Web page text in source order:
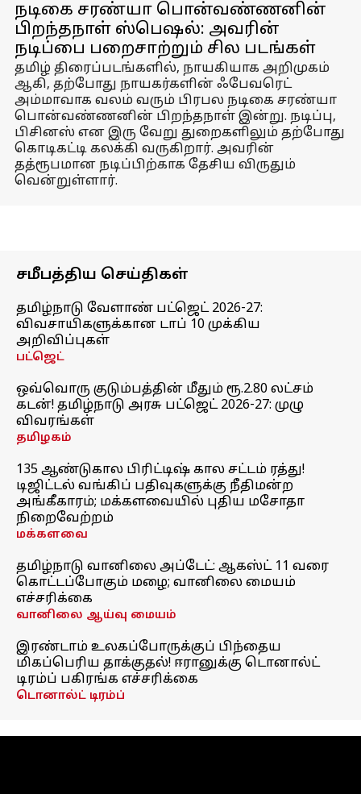
நடிகை சரண்யா பொன்வண்ணனின்
பிறந்தநாள் ஸ்பெஷல்: அவரின்
நடிப்பை பறைசாற்றும் சில படங்கள்
தமிழ் திரைப்படங்களில், நாயகியாக அறிமுகம்
ஆகி, தற்போது நாயகர்களின் ஃபேவரெட்
அம்மாவாக வலம் வரும் பிரபல நடிகை சரண்யா
பொன்வண்ணனின் பிறந்தநாள் இன்று. நடிப்பு,
பிசினஸ் என இரு வேறு துறைகளிலும் தற்போது
கொடிகட்டி கலக்கி வருகிறார். அவரின்
தத்ரூபமான நடிப்பிற்காக தேசிய விருதும்
வென்றுள்ளார்.
சமீபத்திய செய்திகள்
தமிழ்நாடு வேளாண் பட்ஜெட் 2026-27:
விவசாயிகளுக்கான டாப் 10 முக்கிய
அறிவிப்புகள்
பட்ஜெட்
ஒவ்வொரு குடும்பத்தின் மீதும் ரூ.2.80 லட்சம்
கடன்! தமிழ்நாடு அரசு பட்ஜெட் 2026-27: முழு
விவரங்கள்
தமிழகம்
135 ஆண்டுகால பிரிட்டிஷ் கால சட்டம் ரத்து!
டிஜிட்டல் வங்கிப் பதிவுகளுக்கு நீதிமன்ற
அங்கீகாரம்; மக்களவையில் புதிய மசோதா
நிறைவேற்றம்
மக்களவை
தமிழ்நாடு வானிலை அப்டேட்: ஆகஸ்ட் 11 வரை
கொட்டப்போகும் மழை; வானிலை மையம்
எச்சரிக்கை
வானிலை ஆய்வு மையம்
இரண்டாம் உலகப்போருக்குப் பிந்தைய
மிகப்பெரிய தாக்குதல்! ஈரானுக்கு டொனால்ட்
டிரம்ப் பகிரங்க எச்சரிக்கை
டொனால்ட் டிரம்ப்